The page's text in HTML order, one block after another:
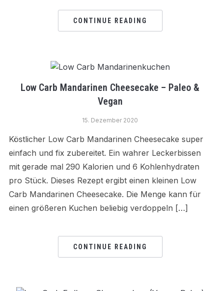
CONTINUE READING
Low Carb Mandarinen Cheesecake – Paleo &
Vegan
15. Dezember 2020
Köstlicher Low Carb Mandarinen Cheesecake super
einfach und fix zubereitet. Ein wahrer Leckerbissen
mit gerade mal 290 Kalorien und 6 Kohlenhydraten
pro Stück. Dieses Rezept ergibt einen kleinen Low
Carb Mandarinen Cheesecake. Die Menge kann für
einen größeren Kuchen beliebig verdoppeln […]
CONTINUE READING